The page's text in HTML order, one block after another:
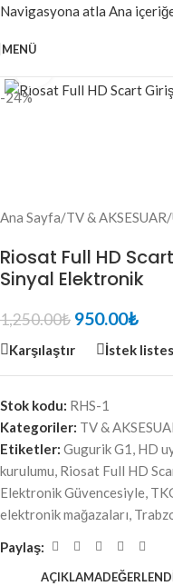
Navigasyona atla Ana
MENÜ
-24%
Ana Sayfa/TV & AKSESUAR/
Riosat Full HD
Sinyal Elektronik
1,250.00₺ 950.00₺
Karşılaştır İstek
Stok kodu: RHS-1
Kategoriler: TV &
Etiketler: Gugurik G1 , HD
kurulumu, Riosat Full HD
Elektronik Güvencesiyle,
elektronik mağazaları,
Paylaş:
AÇIKLAMA